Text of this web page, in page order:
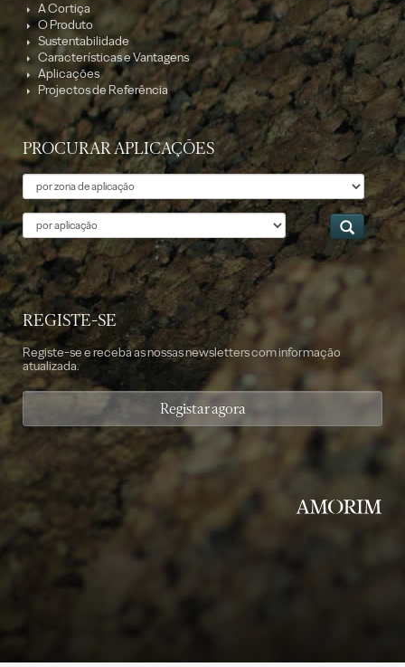
A Cortiça
O Produto
Sustentabilidade
Características e Vantagens
Aplicações
Projectos de Referência
PROCURAR APLICAÇÕES
Tema
Aplicação
REGISTE-SE
Registe-se e receba as nossas newsletters com informação
atualizada.
Registar agora